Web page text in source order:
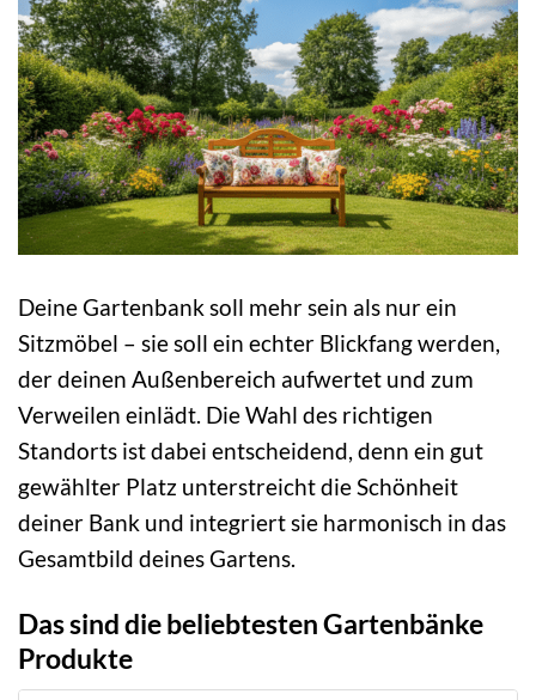
Deine Gartenbank soll mehr sein als nur ein
Sitzmöbel – sie soll ein echter Blickfang werden,
der deinen Außenbereich aufwertet und zum
Verweilen einlädt. Die Wahl des richtigen
Standorts ist dabei entscheidend, denn ein gut
gewählter Platz unterstreicht die Schönheit
deiner Bank und integriert sie harmonisch in das
Gesamtbild deines Gartens.
Das sind die beliebtesten Gartenbänke
Produkte